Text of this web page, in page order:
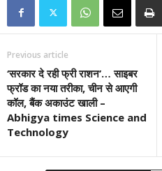
Previous article
‘सरकार दे रही फ्री राशन’… साइबर
फ्रॉड का नया तरीका, चीन से आएगी
कॉल, बैंक अकाउंट खाली –
Abhigya times Science and
Technology